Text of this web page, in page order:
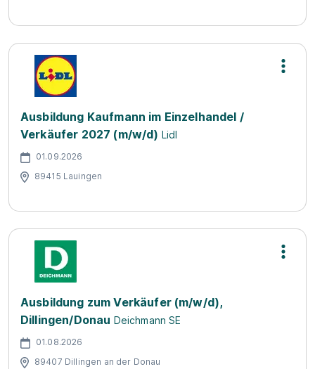
Ausbildung Kaufmann im Einzelhandel /
Verkäufer 2027 (m/w/d) Lidl
01.09.2026
89415 Lauingen
Ausbildung zum Verkäufer (m/w/d),
Dillingen/Donau Deichmann SE
01.08.2026
89407 Dillingen an der Donau